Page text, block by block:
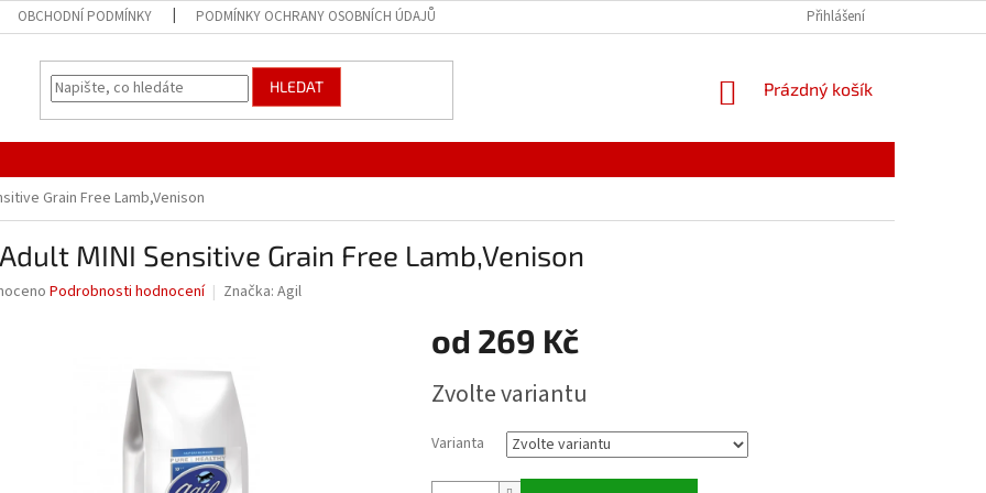
OBCHODNÍ PODMÍNKY PODMÍNKY OCHRANY OSOBNÍCH ÚDAJŮ Přihlášení
HLEDAT
NÁKUPNÍ
Prázdný košík
Grain Free Lamb,Venison
MINI Sensitive Grain Free Lamb,Venison
Podrobnosti hodnocení Značka: Agil
od 269 Kč
cena:
Zvolte variantu
Varianta